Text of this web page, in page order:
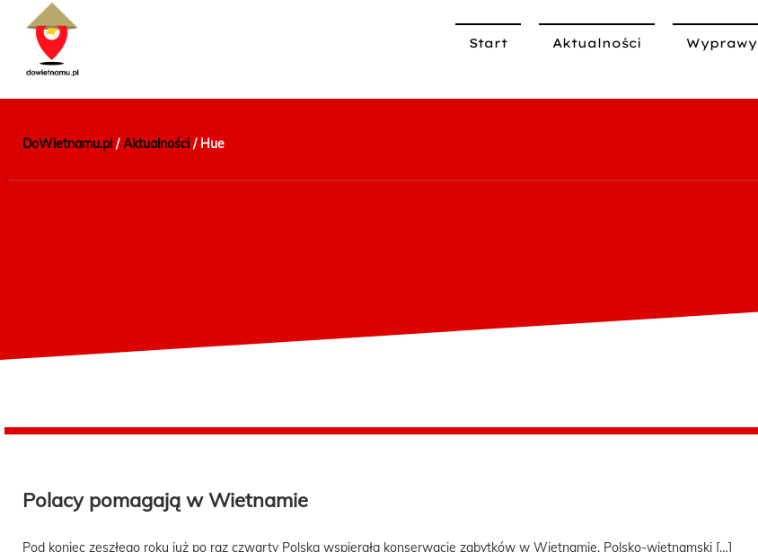
Start Aktualności Wyprawy
DoWietnamu.pl /Aktualności / Hue
Polacy pomagają w Wietnamie
Pod koniec zeszłego roku już po raz czwarty Polska wspierała konserwację zabytków w Wietnamie. Polsko-wietnamski […]